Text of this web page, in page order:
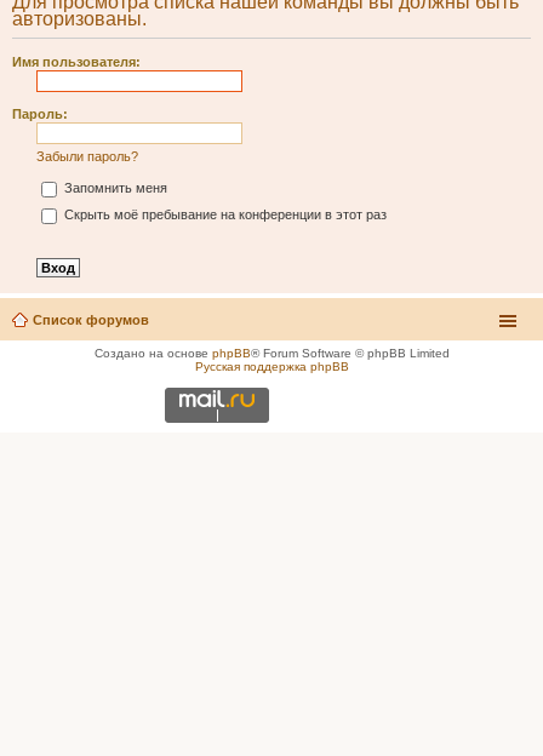
авторизованы.
Имя пользователя:
Пароль:
Забыли пароль?
Запомнить меня
Скрыть моё пребывание на конференции в этот раз
Список форумов
Создано на основе phpBB® Forum Software © phpBB Limited
Русская поддержка phpBB